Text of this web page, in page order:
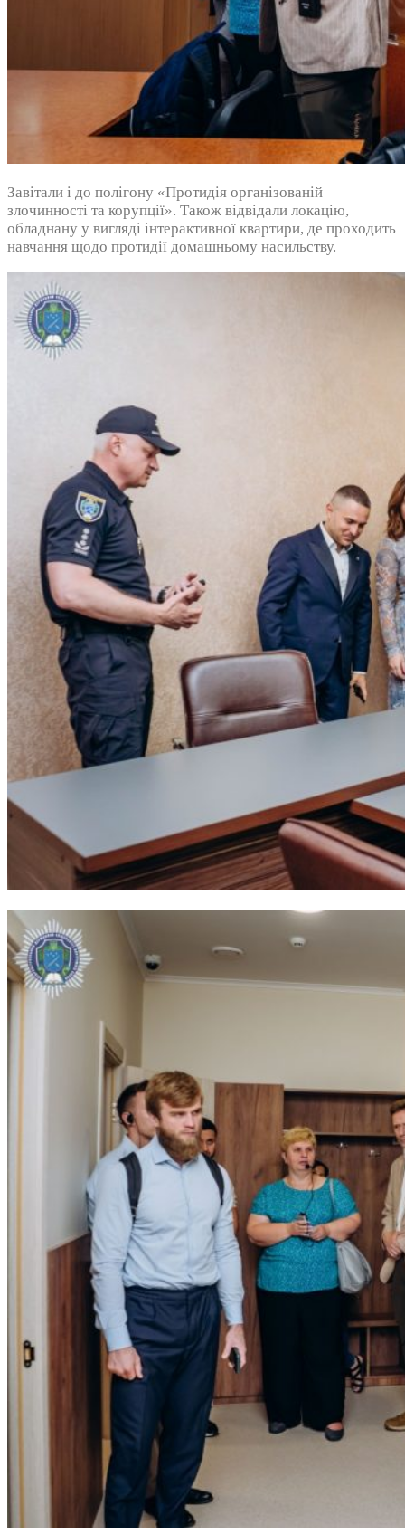
Завітали і до полігону «Протидія організованій
злочинності та корупції». Також відвідали локацію,
обладнану у вигляді інтерактивної квартири, де проходить
навчання щодо протидії домашньому насильству.